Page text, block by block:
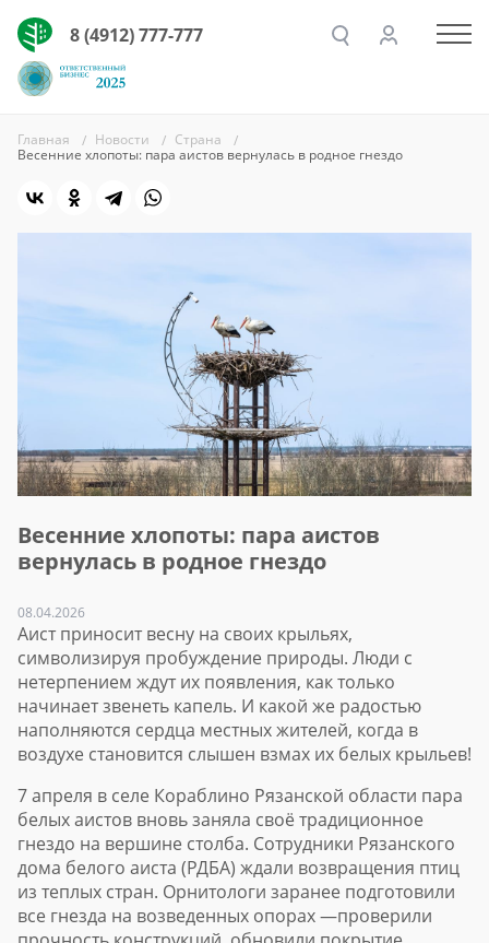
8 (4912) 777-777
Главная Новости
Страна
Весенние хлопоты: пара аистов вернулась в родное гнездо
Весенние хлопоты: пара аистов
вернулась в родное гнездо
08.04.2026
Аист приносит весну на своих крыльях,
символизируя пробуждение природы. Люди с
нетерпением ждут их появления, как только
начинает звенеть капель. И какой же радостью
наполняются сердца местных жителей, когда в
воздухе становится слышен взмах их белых крыльев!
7 апреля в селе Кораблино Рязанской области пара
белых аистов вновь заняла своё традиционное
гнездо на вершине столба. Сотрудники Рязанского
дома белого аиста (РДБА) ждали возвращения птиц
из теплых стран. Орнитологи заранее подготовили
все гнезда на возведенных опорах —проверили